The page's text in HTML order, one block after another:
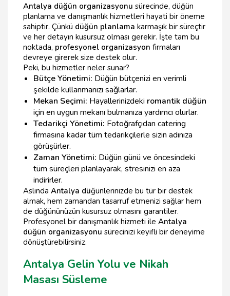
Antalya düğün organizasyonu sürecinde, düğün
planlama ve danışmanlık hizmetleri hayati bir öneme
sahiptir. Çünkü düğün planlama karmaşık bir süreçtir
ve her detayın kusursuz olması gerekir. İşte tam bu
noktada, profesyonel organizasyon firmaları
devreye girerek size destek olur.
Peki, bu hizmetler neler sunar?
Bütçe Yönetimi: Düğün bütçenizi en verimli
şekilde kullanmanızı sağlarlar.
Mekan Seçimi: Hayallerinizdeki romantik düğün
için en uygun mekanı bulmanıza yardımcı olurlar.
Tedarikçi Yönetimi: Fotoğrafçıdan catering
firmasına kadar tüm tedarikçilerle sizin adınıza
görüşürler.
Zaman Yönetimi: Düğün günü ve öncesindeki
tüm süreçleri planlayarak, stresinizi en aza
indirirler.
Aslında Antalya düğünlerinizde bu tür bir destek
almak, hem zamandan tasarruf etmenizi sağlar hem
de düğününüzün kusursuz olmasını garantiler.
Profesyonel bir danışmanlık hizmeti ile Antalya
düğün organizasyonu sürecinizi keyifli bir deneyime
dönüştürebilirsiniz.
Antalya Gelin Yolu ve Nikah
Masası Süsleme